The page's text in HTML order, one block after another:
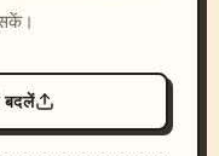
बदलें